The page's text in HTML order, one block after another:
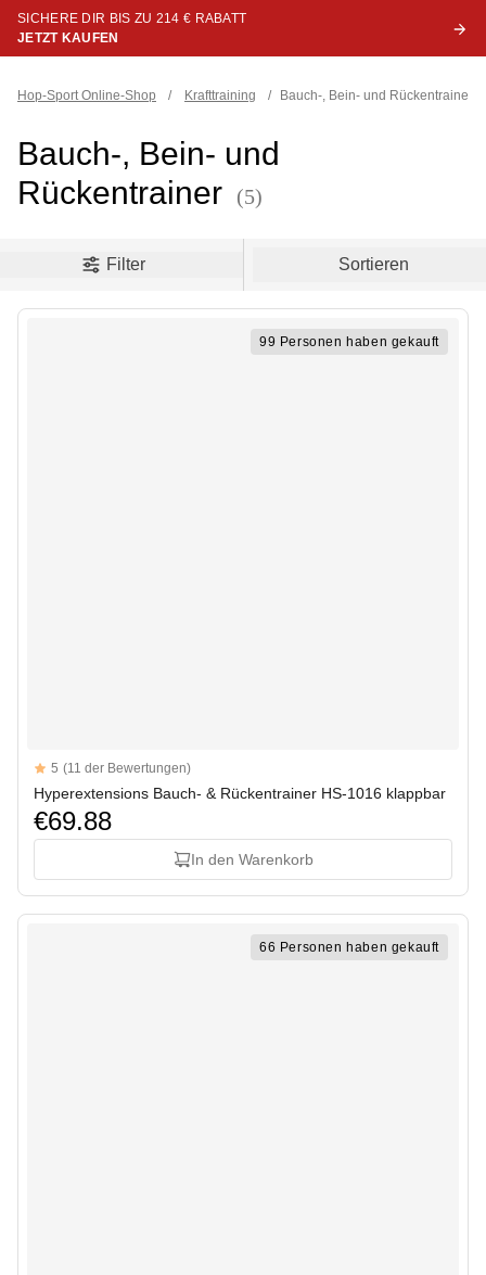
SICHERE DIR BIS ZU 214 € RABATT
JETZT KAUFEN
Hop-Sport Online-Shop / Krafttraining / Bauch-, Bein- und Rückentrainer
Bauch-, Bein- und
Rückentrainer
(5)
Filter Sortieren
99 Personen haben gekauft
Reviews
5 out of 5 stars
5 (11 der Bewertungen)
Hyperextensions Bauch- & Rückentrainer HS-1016 klappbar
€69.88
In den Warenkorb
66 Personen haben gekauft